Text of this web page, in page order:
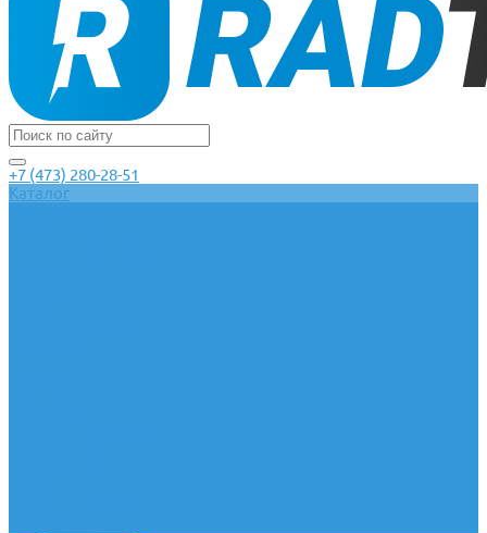
+7 (473) 280-28-51
Каталог